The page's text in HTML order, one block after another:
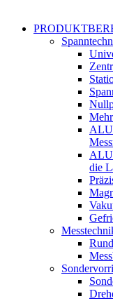
die